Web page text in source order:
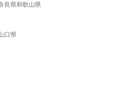
良県和歌山県
口県